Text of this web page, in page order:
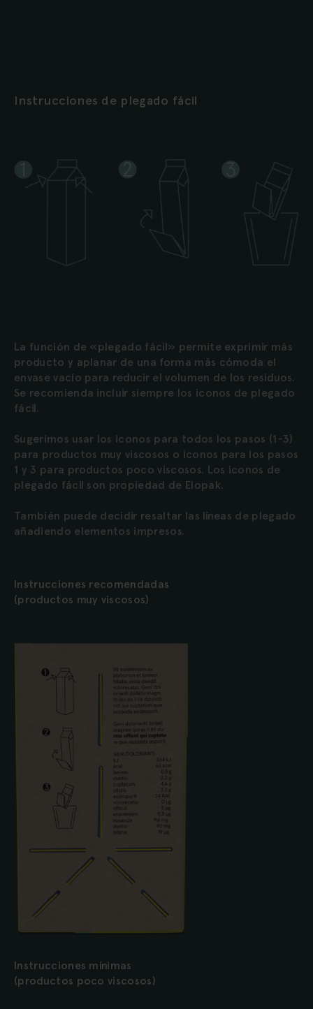
Instrucciones de plegado fácil
La función de «plegado fácil» permite exprimir más
producto y aplanar de una forma más cómoda el
envase vacío para reducir el volumen de los residuos.
Se recomienda incluir siempre los iconos de plegado
fácil.
Sugerimos usar los iconos para todos los pasos (1-3)
para productos muy viscosos o iconos para los pasos
1 y 3 para productos poco viscosos. Los iconos de
plegado fácil son propiedad de Elopak.
También puede decidir resaltar las líneas de plegado
añadiendo elementos impresos.
Instrucciones recomendadas
(productos muy viscosos)
Instrucciones mínimas
(productos poco viscosos)